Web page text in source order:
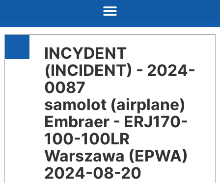
INCYDENT
(INCIDENT) - 2024-
0087
samolot (airplane)
Embraer - ERJ170-
100-100LR
Warszawa (EPWA)
2024-08-20